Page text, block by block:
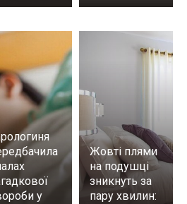
у
Жовті плями
на подушці
зникнуть за
пару хвилин: